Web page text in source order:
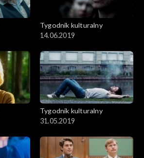
Tygodnik kulturalny
14.06.2019
Tygodnik kulturalny
31.05.2019